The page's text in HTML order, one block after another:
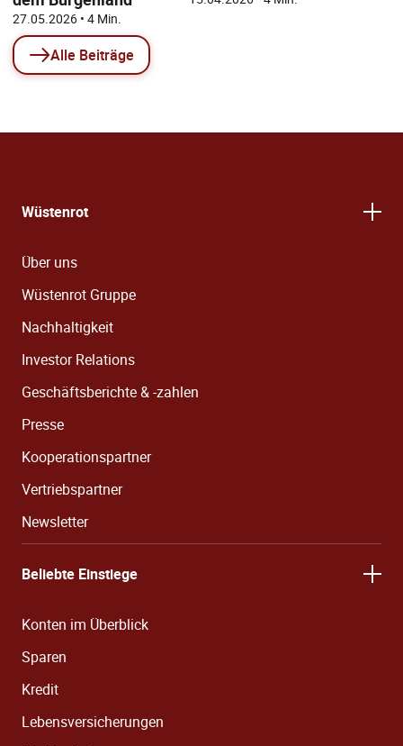
27.05.2026 • 4 Min.
Alle Beiträge
Wüstenrot
Über uns
Wüstenrot Gruppe
Nachhaltigkeit
Investor Relations
Geschäftsberichte & -zahlen
Presse
Kooperationspartner
Vertriebspartner
Newsletter
Beliebte Einstiege
Konten im Überblick
Sparen
Kredit
Lebensversicherungen